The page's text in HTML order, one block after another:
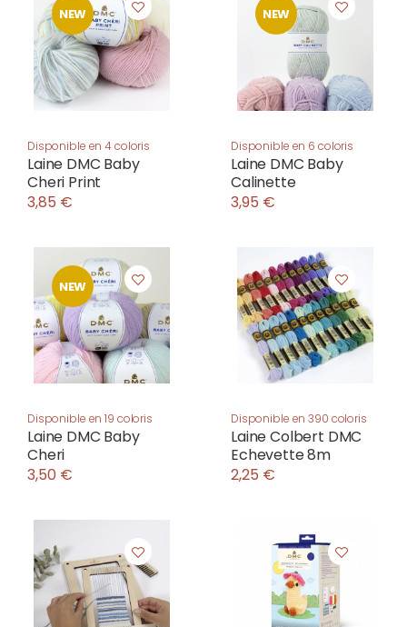
NEW
Disponible en 4 coloris
Laine DMC Baby
Cheri Print
3,85 €
NEW
Disponible en 6 coloris
Laine DMC Baby
Calinette
3,95 €
NEW
Disponible en 19 coloris
Laine DMC Baby
Cheri
3,50 €
Disponible en 390 coloris
Laine Colbert DMC
Echevette 8m
2,25 €